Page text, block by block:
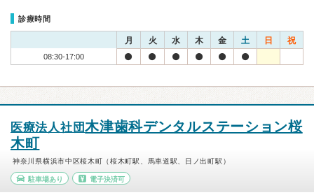
診療時間
月 火 水 木 金 土 日 祝
08:30-17:00
医療法人社団木津歯科デンタルステーション桜
木町
神奈川県横浜市中区桜木町（桜木町駅、馬車道駅、日ノ出町駅）
駐車場あり 電子決済可